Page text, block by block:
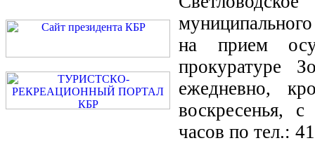
на прием
прокуратуре
ежедневно,
воскресенья,
часов по тел.: